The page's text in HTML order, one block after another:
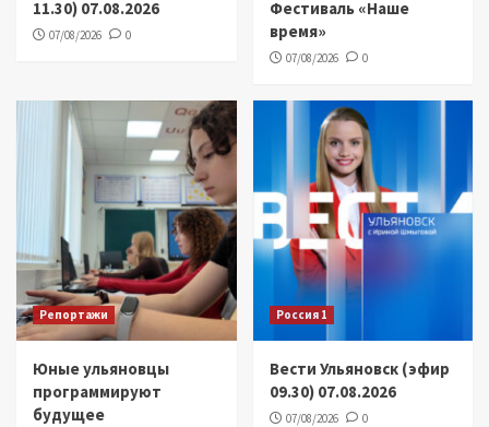
11.30) 07.08.2026
07/08/2026 0
Фестиваль «Наше
время»
07/08/2026 0
Репортажи
Юные ульяновцы
программируют
будущее
Россия 1
Вести Ульяновск (эфир
09.30) 07.08.2026
07/08/2026 0